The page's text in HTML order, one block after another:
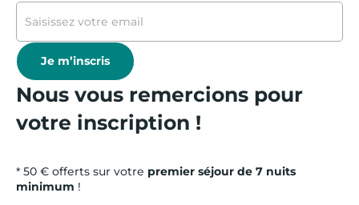
Je m’inscris
Nous vous remercions pour
votre inscription !
* 50 € offerts sur votre premier séjour de 7 nuits
minimum !